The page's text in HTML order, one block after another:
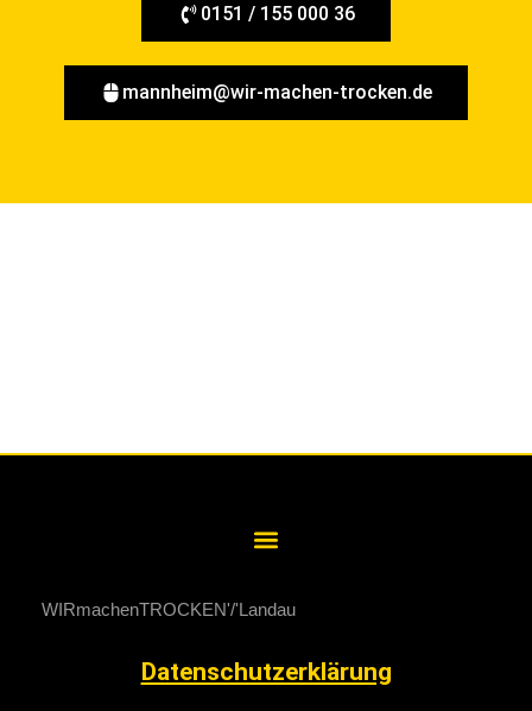
0151 / 155 000 36
mannheim@wir-machen-trocken.de
WIRmachenTROCKEN Landau
Datenschutzerklärung